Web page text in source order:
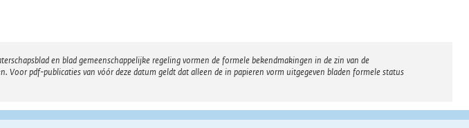
en blad gemeenschappelijke regeling vormen de formele bekendmakingen in de zin van de
pdf-publicaties van vóór deze datum geldt dat alleen de in papieren vorm uitgegeven bladen formele status